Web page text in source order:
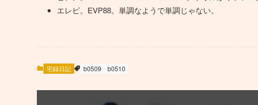
エレピ。EVP88。単調なようで単調じゃない。
宅録日記 b0509 b0510